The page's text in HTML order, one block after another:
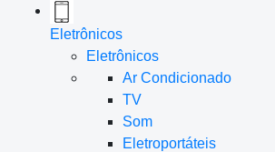
Eletrônicos
Eletrônicos
Ar Condicionado
TV
Som
Eletroportáteis